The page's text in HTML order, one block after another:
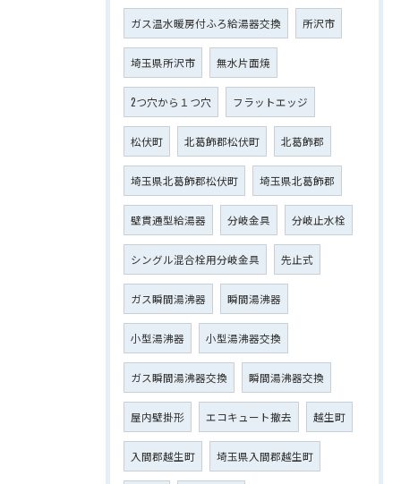
ガス温水暖房付ふろ給湯器交換 所沢市
埼玉県所沢市 無水片面焼
2つ穴から１つ穴 フラットエッジ
松伏町 北葛飾郡松伏町 北葛飾郡
埼玉県北葛飾郡松伏町 埼玉県北葛飾郡
壁貫通型給湯器 分岐金具 分岐止水栓
シングル混合栓用分岐金具 先止式
ガス瞬間湯沸器 瞬間湯沸器
小型湯沸器 小型湯沸器交換
ガス瞬間湯沸器交換 瞬間湯沸器交換
屋内壁掛形 エコキュート撤去 越生町
入間郡越生町 埼玉県入間郡越生町